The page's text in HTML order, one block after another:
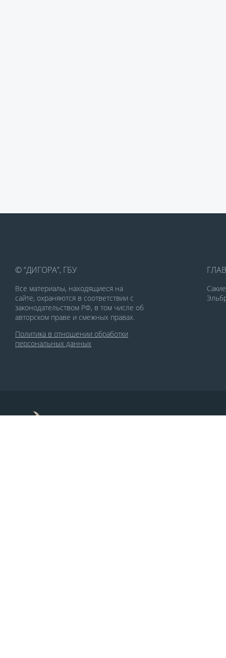
© “ДИГОРА”, ГБУ
Все материалы, находящиеся на
сайте, охраняются в соответствии с
законодательством РФ, в том числе об
авторском праве и смежных правах.
Политика в отношении обработки
персональных данных